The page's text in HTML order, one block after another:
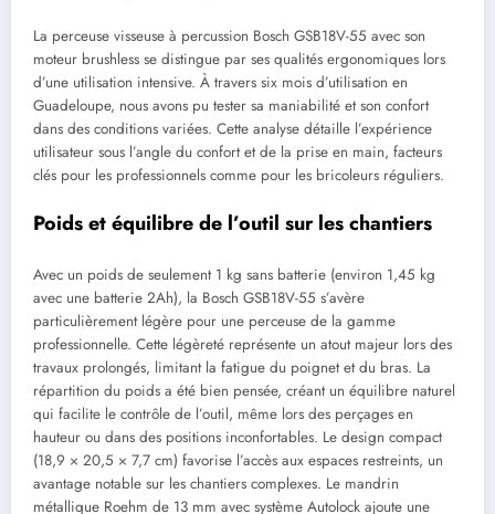
La perceuse visseuse à percussion Bosch GSB18V-55 avec son
moteur brushless se distingue par ses qualités ergonomiques lors
d’une utilisation intensive. À travers six mois d’utilisation en
Guadeloupe, nous avons pu tester sa maniabilité et son confort
dans des conditions variées. Cette analyse détaille l’expérience
utilisateur sous l’angle du confort et de la prise en main, facteurs
clés pour les professionnels comme pour les bricoleurs réguliers.
Poids et équilibre de l’outil sur les chantiers
Avec un poids de seulement 1 kg sans batterie (environ 1,45 kg
avec une batterie 2Ah), la Bosch GSB18V-55 s’avère
particulièrement légère pour une perceuse de la gamme
professionnelle. Cette légèreté représente un atout majeur lors des
travaux prolongés, limitant la fatigue du poignet et du bras. La
répartition du poids a été bien pensée, créant un équilibre naturel
qui facilite le contrôle de l’outil, même lors des perçages en
hauteur ou dans des positions inconfortables. Le design compact
(18,9 × 20,5 × 7,7 cm) favorise l’accès aux espaces restreints, un
avantage notable sur les chantiers complexes. Le mandrin
métallique Roehm de 13 mm avec système Autolock ajoute une